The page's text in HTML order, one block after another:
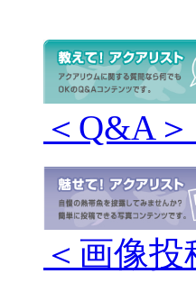
＜Q&A
＜画像